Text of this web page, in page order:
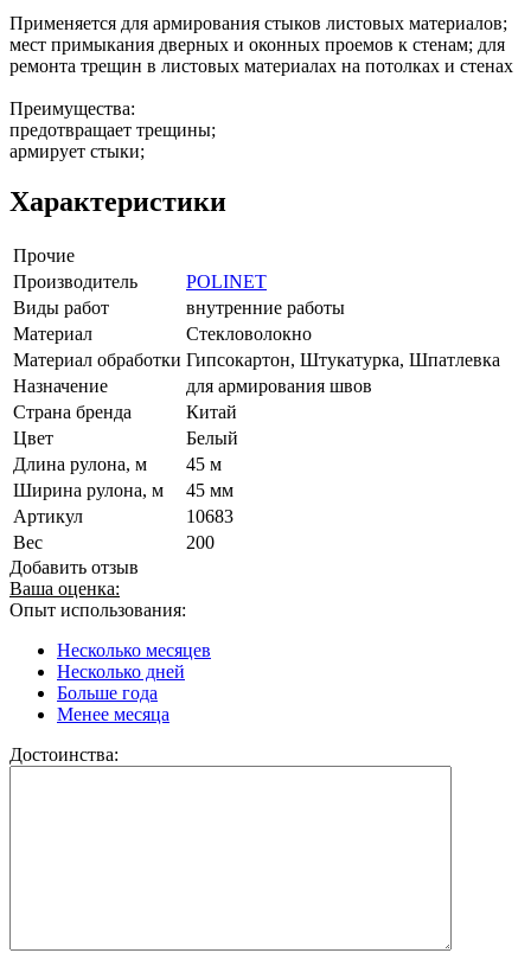
Применяется для армирования стыков листовых материалов;
мест примыкания дверных и оконных проемов к стенам; для
ремонта трещин в листовых материалах на потолках и стенах
Преимущества:
предотвращает трещины;
армирует стыки;
Характеристики
Прочие
Производитель
POLINET
Виды работ
внутренние работы
Материал
Стекловолокно
Материал обработки Гипсокартон, Штукатурка, Шпатлевка
Назначение
для армирования швов
Страна бренда
Китай
Цвет
Белый
Длина рулона, м
45 м
Ширина рулона, м
45 мм
Артикул
10683
Вес
200
Добавить отзыв
Ваша оценка:
Опыт использования:
Несколько месяцев
Несколько дней
Больше года
Менее месяца
Достоинства: